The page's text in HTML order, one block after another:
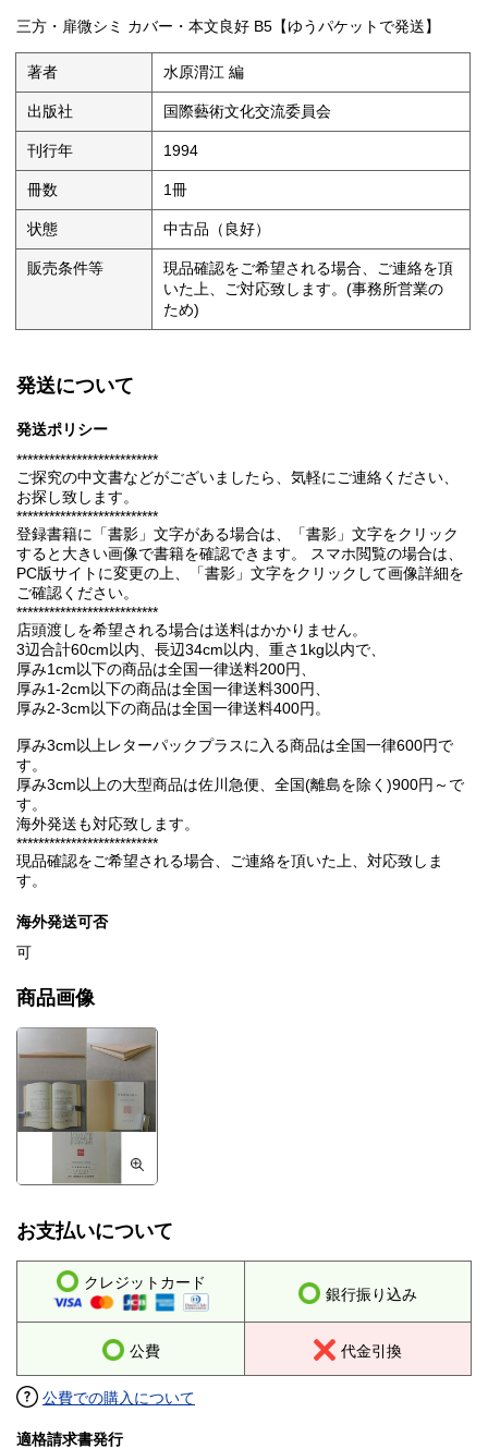
三方・扉微シミ カバー・本文良好 B5【ゆうパケットで発送】
著者 水原渭江 編
出版社 国際藝術文化交流委員会
刊行年 1994
冊数 1冊
状態 中古品（良好）
販売条件等
現品確認をご希望される場合、ご連絡を頂
いた上、ご対応致します。(事務所営業の
ため)
発送について
発送ポリシー
**************************
ご探究の中文書などがございましたら、気軽にご連絡ください、
お探し致します。
**************************
登録書籍に「書影」文字がある場合は、「書影」文字をクリック
すると大きい画像で書籍を確認できます。 スマホ閲覧の場合は、
PC版サイトに変更の上、「書影」文字をクリックして画像詳細を
ご確認ください。
**************************
店頭渡しを希望される場合は送料はかかりません。
3辺合計60cm以内、長辺34cm以内、重さ1kg以内で、
厚み1cm以下の商品は全国一律送料200円、
厚み1-2cm以下の商品は全国一律送料300円、
厚み2-3cm以下の商品は全国一律送料400円。
厚み3cm以上レターパックプラスに入る商品は全国一律600円で
す。
厚み3cm以上の大型商品は佐川急便、全国(離島を除く)900円～で
す。
海外発送も対応致します。
**************************
現品確認をご希望される場合、ご連絡を頂いた上、対応致しま
す。
海外発送可否
可
商品画像
お支払いについて
クレジットカード
銀行振り込み
公費 代金引換
公費での購入について
適格請求書発行